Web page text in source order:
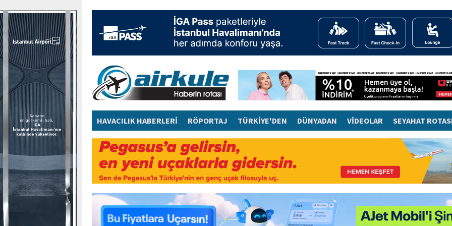
HAVACILIK HABERLERİ RÖPORTAJ TÜRKİYE'DEN DÜNYADAN VİDEOLAR SEYAHAT